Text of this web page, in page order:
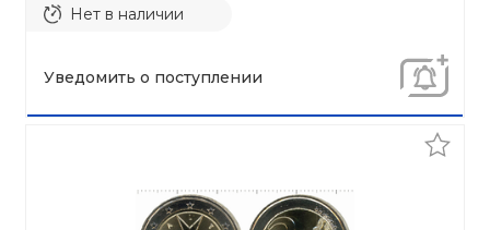
Нет в наличии
Уведомить о поступлении